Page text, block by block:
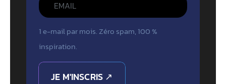
1 e-mail par mois. Zéro spam, 100 %
inspiration.
JE M'INSCRIS ↗